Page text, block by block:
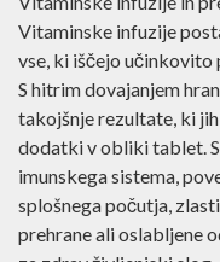
Vitaminske infuzije in
Vitaminske infuzije
vse, ki iščejo
počutju. S hitrim
obtok ponujajo
s prehranskimi dodatki
krepitev imunskega
izboljšanje splošnega